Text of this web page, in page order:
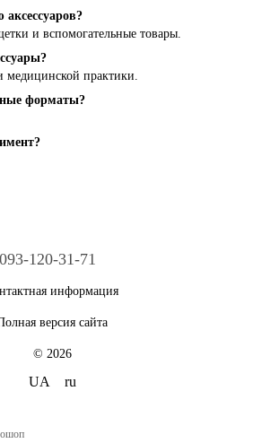
и вспомогательные товары.
медицинской практики.
форматы?
093-120-31-71
информация
версия сайта
© 2026
UA ru